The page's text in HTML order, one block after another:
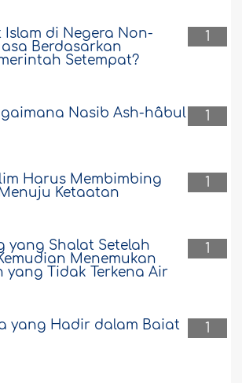
1
di Negera Non-
Berdasarkan
Setempat?
1
Nasib Ash-hâbul
1
Harus Membimbing
Ketaatan
1
yang Shalat Setelah
Menemukan
yang Tidak Terkena Air
1
yang Hadir dalam Baiat